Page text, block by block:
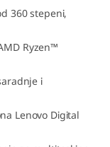
360 stepeni,
Ryzen™
i
Lenovo Digital